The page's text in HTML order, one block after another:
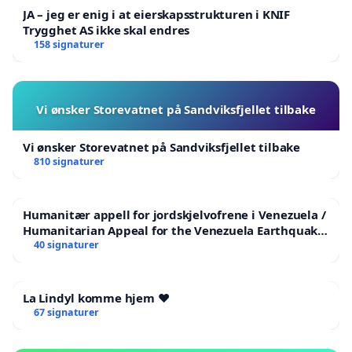
JA – jeg er enig i at eierskapsstrukturen i KNIF
Trygghet AS ikke skal endres
158 signaturer
Vi ønsker Storevatnet på Sandviksfjellet tilbake
Vi ønsker Storevatnet på Sandviksfjellet tilbake
810 signaturer
Humanitær appell for jordskjelvofrene i Venezuela /
Humanitarian Appeal for the Venezuela Earthquake
Victims
40 signaturer
La Lindyl komme hjem ❤️
67 signaturer